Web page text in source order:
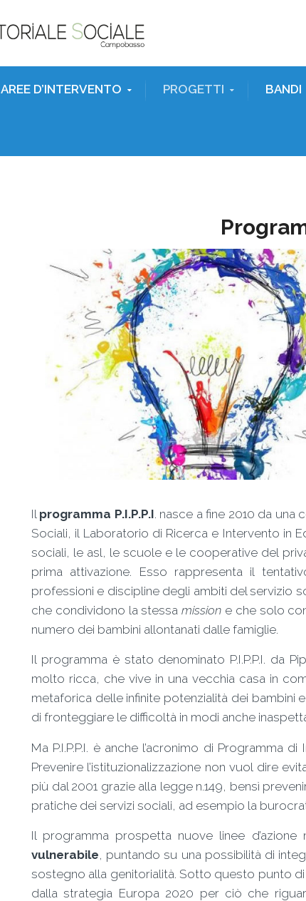
AREE D’INTERVENTO PROGETTI BANDI
Il programma P.I.P.P.I. nasce a fine 2010 da
Sociali, il Laboratorio di Ricerca e Intervento in
sociali, le asl, le scuole e le cooperative del
prima attivazione. Esso rappresenta il
professioni e discipline degli ambiti del servizio
che condividono la stessamission e che solo
numero dei bambini allontanati dalle famiglie.
Il programma è stato denominato P.I.P.P.I. da
molto ricca, che vive in una vecchia casa in
metaforica delle infinite potenzialità dei bambini
di fronteggiare le difficoltà in modi anche
Ma P.I.P.P.I. è anche l’acronimo di Programma
Prevenire l’istituzionalizzazione non vuol dire
più dal 2001 grazie alla legge n.149, bensì
pratiche dei servizi sociali, ad esempio la
Il programma prospetta nuove linee d’azione
vulnerabile, puntando su una possibilità di
sostegno alla genitorialità. Sotto questo punto
dalla strategia Europa 2020 per ciò che